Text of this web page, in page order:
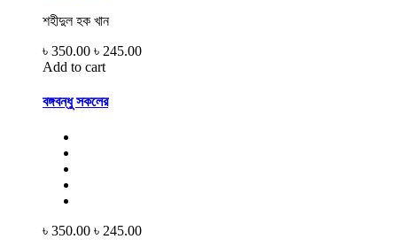
শহীদুল হক খান
৳ 350.00 ৳ 245.00
Add to cart
বঙ্গবন্ধু সকলের
৳ 350.00 ৳ 245.00